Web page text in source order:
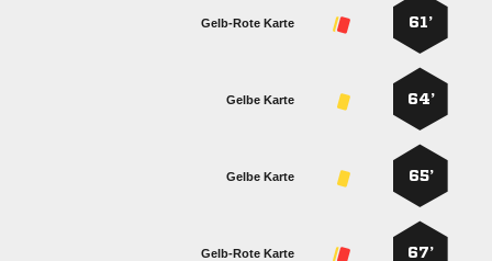
61’
Gelb-Rote Karte
64’
Gelbe Karte
65’
Gelbe Karte
67’
Gelb-Rote Karte